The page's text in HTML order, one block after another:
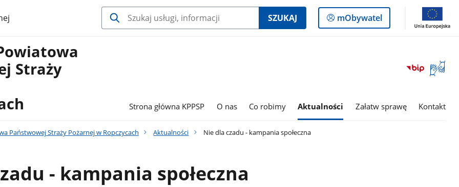
SZUKAJ
Logowanie
do
mObywatel
Otwórz
okno
języka
Straży
Strona główna KPPSP O nas Co robimy Aktualności Załatw sprawę Kontakt
Państwowej Straży Pożarnej w Ropczycach Aktualności Nie dla czadu - kampania społeczna
- kampania społeczna